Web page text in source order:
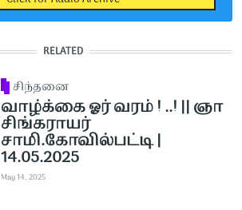
RELATED
சிந்தனை
வாழ்க்கை ஓர் வரம் ! ..! || ஞா
சிங்கராயர்
சாமி.கோவில்பட்டி |
14.05.2025
May 14, 2025